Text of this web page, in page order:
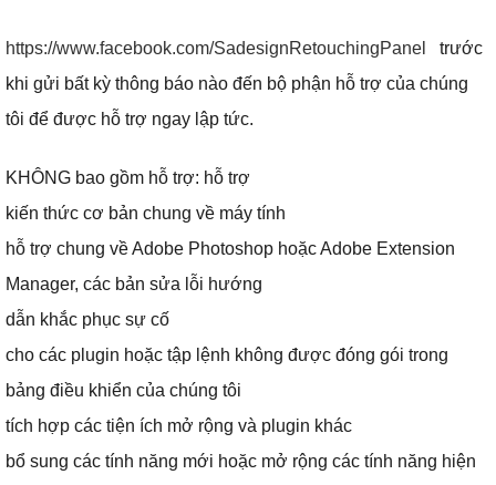
https://www.facebook.com/SadesignRetouchingPanel
trước
khi gửi bất kỳ thông báo nào đến bộ phận hỗ trợ của chúng
tôi để được hỗ trợ ngay lập tức.
KHÔNG bao gồm hỗ trợ: hỗ trợ
kiến ​​thức cơ bản chung về máy tính
hỗ trợ chung về Adobe Photoshop hoặc Adobe Extension
Manager, các bản sửa lỗi hướng
dẫn khắc phục sự cố
cho các plugin hoặc tập lệnh không được đóng gói trong
bảng điều khiển của chúng tôi
tích hợp các tiện ích mở rộng và plugin khác
bổ sung các tính năng mới hoặc mở rộng các tính năng hiện